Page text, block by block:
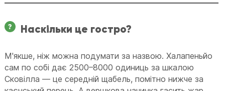
Наскільки це гостро?
М'якше, ніж можна подумати за назвою. Халапеньйо
сам по собі дає 2500–8000 одиниць за шкалою
Сковілла — це середній щабель, помітно нижче за